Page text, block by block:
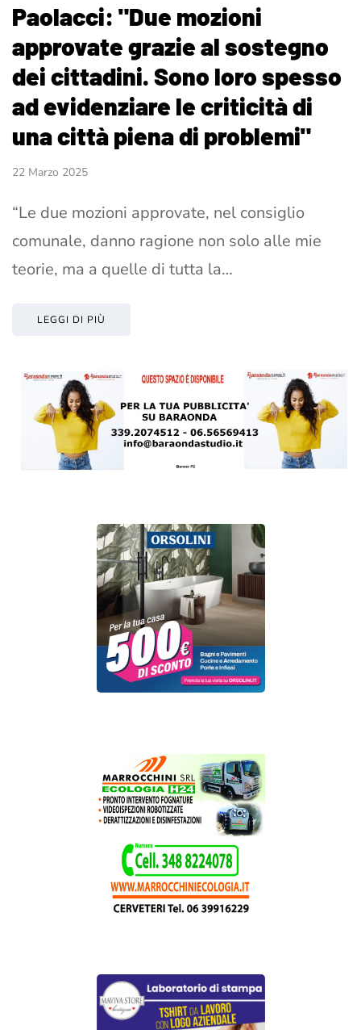
Paolacci: "Due mozioni
approvate grazie al sostegno
dei cittadini. Sono loro spesso
ad evidenziare le criticità di
una città piena di problemi"
22 Marzo 2025
“Le due mozioni approvate, nel consiglio
comunale, danno ragione non solo alle mie
teorie, ma a quelle di tutta la…
LEGGI DI PIÙ